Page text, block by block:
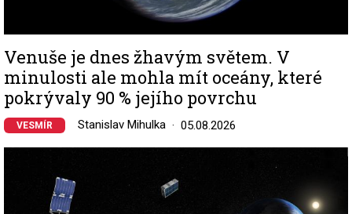
Venuše je dnes žhavým světem. V
minulosti ale mohla mít oceány, které
pokrývaly 90 % jejího povrchu
VESMÍR Stanislav Mihulka 05.08.2026